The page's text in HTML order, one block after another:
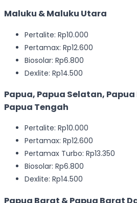
Maluku & Maluku Utara
Pertalite: Rp10.000
Pertamax: Rp12.600
Biosolar: Rp6.800
Dexlite: Rp14.500
Papua, Papua Selatan,
Papua Tengah
Pertalite: Rp10.000
Pertamax: Rp12.600
Pertamax Turbo: Rp13.350
Biosolar: Rp6.800
Dexlite: Rp14.500
Papua Barat & Papua Barat